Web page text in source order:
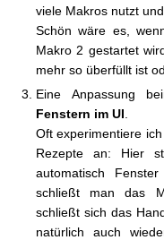
viele Makros nutzt
Schön wäre es,
Makro 2 gestartet
mehr so überfüllt ist
Eine Anpassung
Fenstern im UI.
Oft experimentiere
Rezepte an: Hier
automatisch
schließt man das
schließt sich das
natürlich auch